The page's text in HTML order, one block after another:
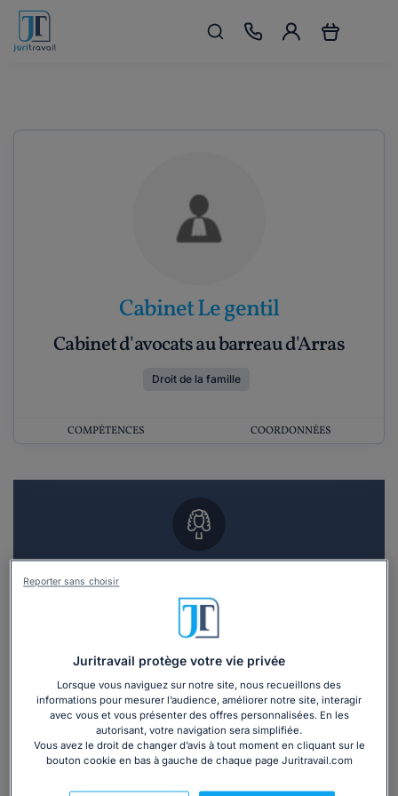
Cabinet Le gentil
Cabinet d'avocats au barreau d'Arras
Droit de la famille
COMPÉTENCES COORDONNÉES
Vous souhaitez un RDV en cabinet avec un
avocat ?
Recevoir des devis d'avocats
3 devis en 48h
Juritravail protège votre vie privée
Lorsque vous naviguez sur notre site, nous recueillons des
informations pour mesurer l’audience, améliorer notre site, interagir
avec vous et vous présenter des offres personnalisées. En les
autorisant, votre navigation sera simplifiée.
Vous avez le droit de changer d’avis à tout moment en cliquant sur le
bouton cookie en bas à gauche de chaque page Juritravail.com
Reporter sans choisir